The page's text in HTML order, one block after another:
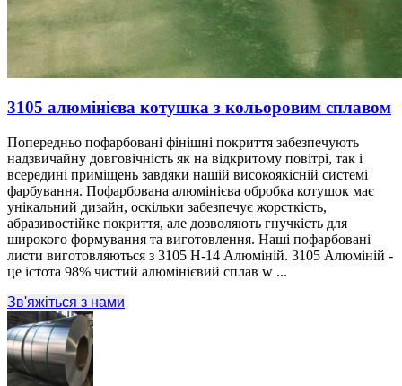
3105 алюмінієва котушка з кольоровим сплавом
Попередньо пофарбовані фінішні покриття забезпечують
надзвичайну довговічність як на відкритому повітрі, так і
всередині приміщень завдяки нашій високоякісній системі
фарбування. Пофарбована алюмінієва обробка котушок має
унікальний дизайн, оскільки забезпечує жорсткість,
абразивостійке покриття, але дозволяють гнучкість для
широкого формування та виготовлення. Наші пофарбовані
листи виготовляються з 3105 H-14 Алюміній. 3105 Алюміній -
це істота 98% чистий алюмінієвий сплав w ...
Зв'яжіться з нами